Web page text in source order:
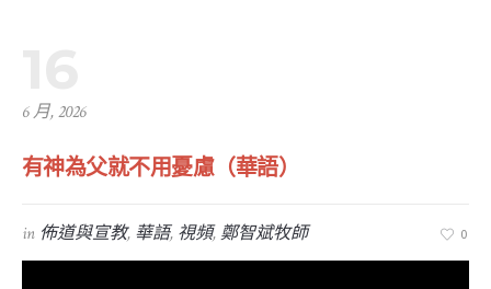
6 月, 2026
有神為父就不用憂慮（華語）
in 佈道與宣教, 華語, 視頻,鄭智斌牧師 0